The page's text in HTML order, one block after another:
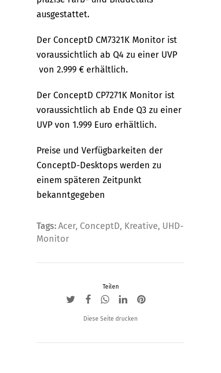
ausgestattet.
Der ConceptD CM7321K Monitor ist
voraussichtlich ab Q4 zu einer UVP
von 2.999 € erhältlich.
Der ConceptD CP7271K Monitor ist
voraussichtlich ab Ende Q3 zu einer
UVP von 1.999 Euro erhältlich.
Preise und Verfügbarkeiten der
ConceptD-Desktops werden zu
einem späteren Zeitpunkt
bekanntgegeben
Tags: Acer, ConceptD, Kreative, UHD-
Monitor
Teilen
Diese Seite drucken